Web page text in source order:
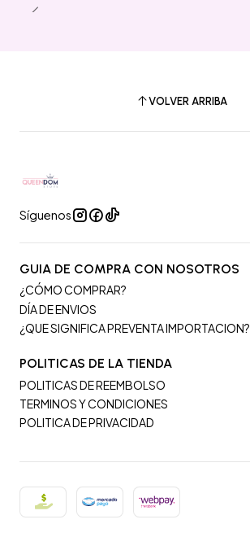
VOLVER ARRIBA
Síguenos
GUIA DE COMPRA CON NOSOTROS
¿CÓMO COMPRAR?
DÍA DE ENVIOS
¿QUE SIGNIFICA PREVENTA IMPORTACION?
POLITICAS DE LA TIENDA
POLITICAS DE REEMBOLSO
TERMINOS Y CONDICIONES
POLITICA DE PRIVACIDAD